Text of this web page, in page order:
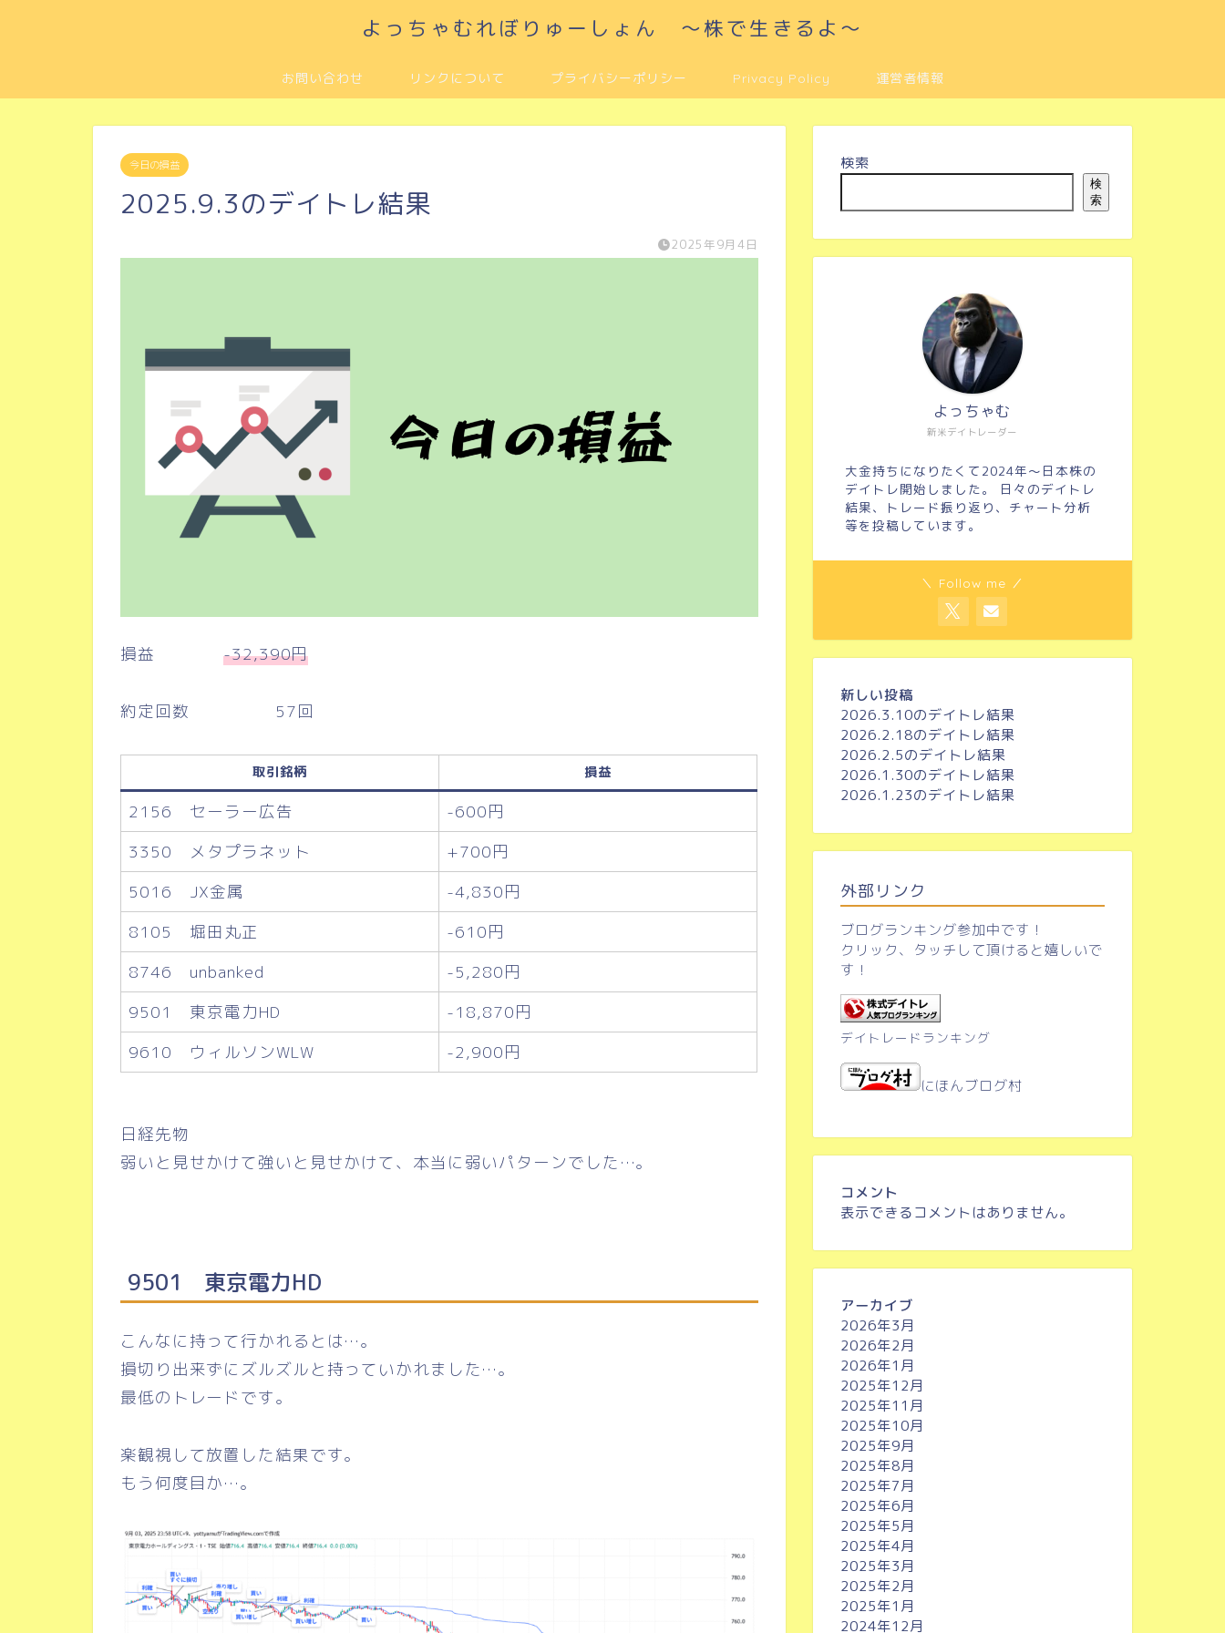
よっちゃむれぼりゅーしょん ～株で生きるよ～
お問い合わせ リンクについて プライバシーポリシー Privacy Policy 運営者情報
今日の損益
2025.9.3のデイトレ結果
2025年9月4日
損益-32,390円
約定回数 57回
取引銘柄 損益
2156 セーラー広告
-600円
3350 メタプラネット
+700円
5016 JX金属
-4,830円
8105 堀田丸正
-610円
8746 unbanked
-5,280円
9501 東京電力HD
-18,870円
9610 ウィルソンWLW
-2,900円
日経先物
弱いと見せかけて強いと見せかけて、本当に弱いパターンでした…。
9501 東京電力HD
こんなに持って行かれるとは…。
損切り出来ずにズルズルと持っていかれました…。
最低のトレードです。
楽観視して放置した結果です。
もう何度目か…。
検索
検
索
新米デイトレーダー
よっちゃむ
大金持ちになりたくて2024年～日本株の
デイトレ開始しました。 日々のデイトレ
結果、トレード振り返り、チャート分析
等を投稿しています。
＼ Follow me ／
新しい投稿
2026.3.10のデイトレ結果
2026.2.18のデイトレ結果
2026.2.5のデイトレ結果
2026.1.30のデイトレ結果
2026.1.23のデイトレ結果
外部リンク
ブログランキング参加中です！
クリック、タッチして頂けると嬉しいで
す！
デイトレードランキング
にほんブログ村
コメント
表示できるコメントはありません。
アーカイブ
2026年3月
2026年2月
2026年1月
2025年12月
2025年11月
2025年10月
2025年9月
2025年8月
2025年7月
2025年6月
2025年5月
2025年4月
2025年3月
2025年2月
2025年1月
2024年12月